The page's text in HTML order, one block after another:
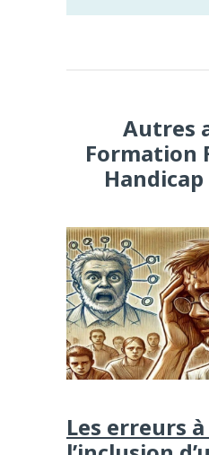
Autres
Formation
Les erreurs